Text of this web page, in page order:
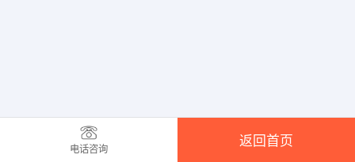
电话咨询
返回首页